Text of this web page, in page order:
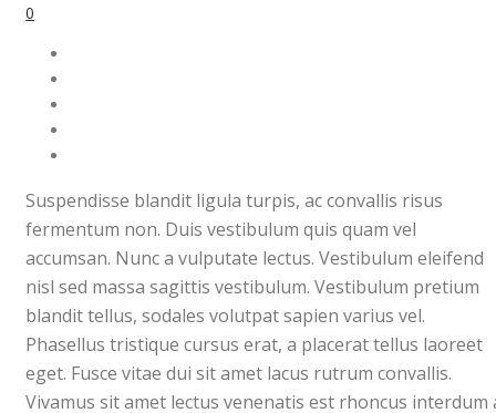
0
Suspendisse blandit ligula turpis, ac convallis risus
fermentum non. Duis vestibulum quis quam vel
accumsan. Nunc a vulputate lectus. Vestibulum eleifend
nisl sed massa sagittis vestibulum. Vestibulum pretium
blandit tellus, sodales volutpat sapien varius vel.
Phasellus tristique cursus erat, a placerat tellus laoreet
eget. Fusce vitae dui sit amet lacus rutrum convallis.
Vivamus sit amet lectus venenatis est rhoncus interdum